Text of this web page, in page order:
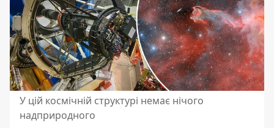
У цій космічній структурі немає нічого
надприродного